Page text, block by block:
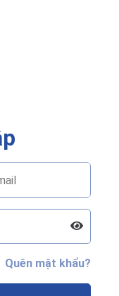
Quên mật khẩu?